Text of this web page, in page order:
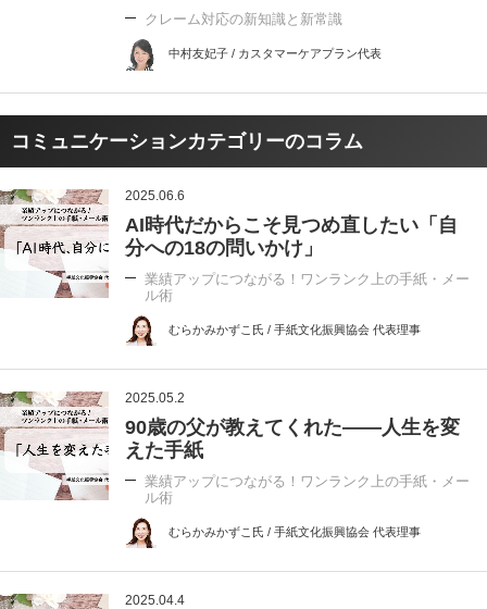
クレーム対応の新知識と新常識
中村友妃子 / カスタマーケアプラン代表
コミュニケーションカテゴリーのコラム
2025.06.6
AI時代だからこそ見つめ直したい「自
分への18の問いかけ」
業績アップにつながる！ワンランク上の手紙・メー
ル術
むらかみかずこ氏 / 手紙文化振興協会 代表理事
2025.05.2
90歳の父が教えてくれた――人生を変
えた手紙
業績アップにつながる！ワンランク上の手紙・メー
ル術
むらかみかずこ氏 / 手紙文化振興協会 代表理事
2025.04.4